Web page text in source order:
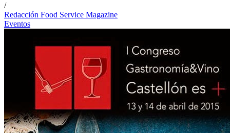
/
Redacción Food Service Magazine
Eventos